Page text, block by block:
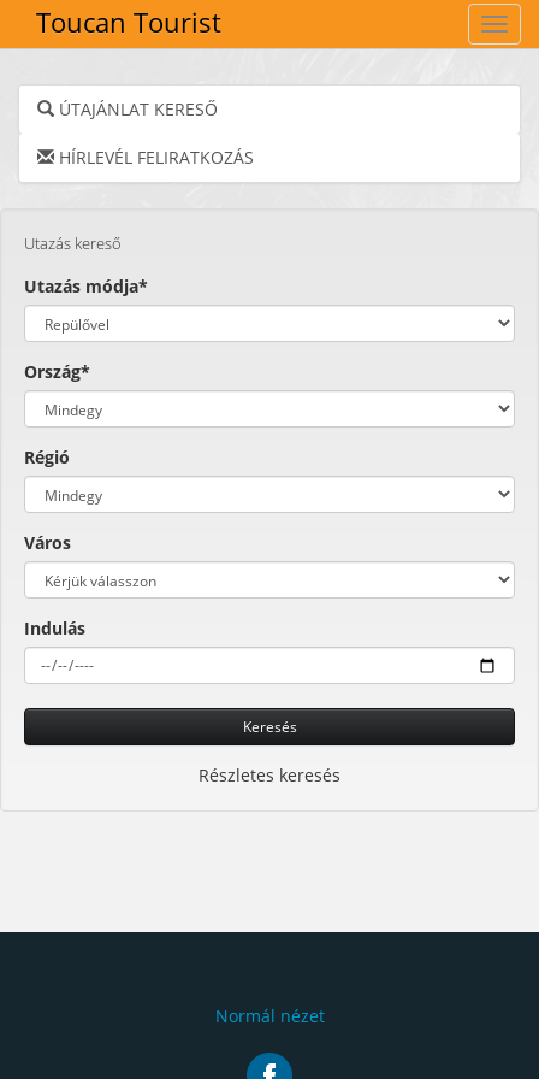
Toucan Tourist
ÚTAJÁNLAT KERESŐ
HÍRLEVÉL FELIRATKOZÁS
Utazás kereső
Utazás módja*
Ország*
Régió
Város
Indulás
Keresés
Részletes keresés
Normál nézet